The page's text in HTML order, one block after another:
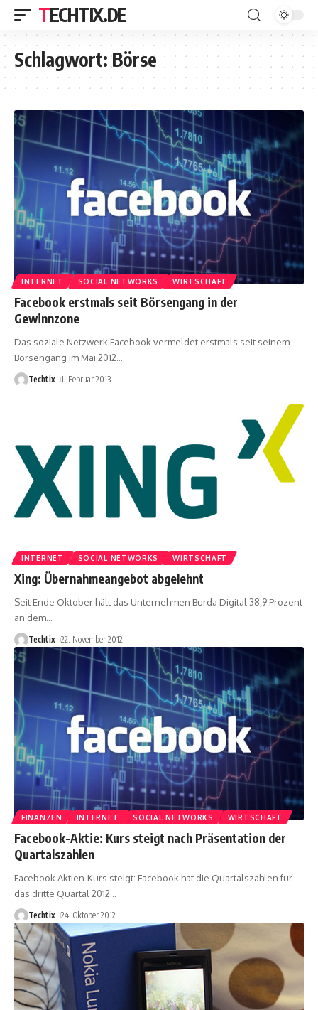
TECHTIX.DE
Schlagwort:Börse
INTERNET SOCIAL NETWORKS WIRTSCHAFT
Facebook erstmals seit Börsengang in der
Gewinnzone
Das soziale Netzwerk Facebook vermeldet erstmals seit seinem
Börsengang im Mai 2012…
Techtix 1. Februar 2013
INTERNET SOCIAL NETWORKS WIRTSCHAFT
Xing: Übernahmeangebot abgelehnt
Seit Ende Oktober hält das Unternehmen Burda Digital 38,9 Prozent
an dem…
Techtix 22. November 2012
FINANZEN INTERNET SOCIAL NETWORKS WIRTSCHAFT
Facebook-Aktie: Kurs steigt nach Präsentation der
Quartalszahlen
Facebook Aktien-Kurs steigt: Facebook hat die Quartalszahlen für
das dritte Quartal 2012…
Techtix 24. Oktober 2012